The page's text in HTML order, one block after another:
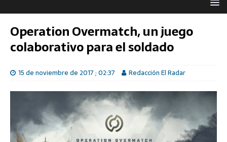
Operation Overmatch, un juego
colaborativo para el soldado
15 de noviembre de 2017 ; 02:37 Redacción El Radar